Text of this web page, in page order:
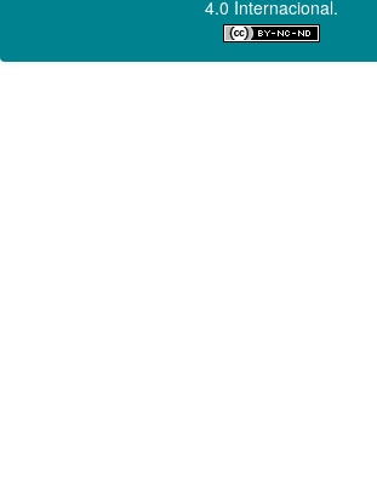
4.0 Internacional.